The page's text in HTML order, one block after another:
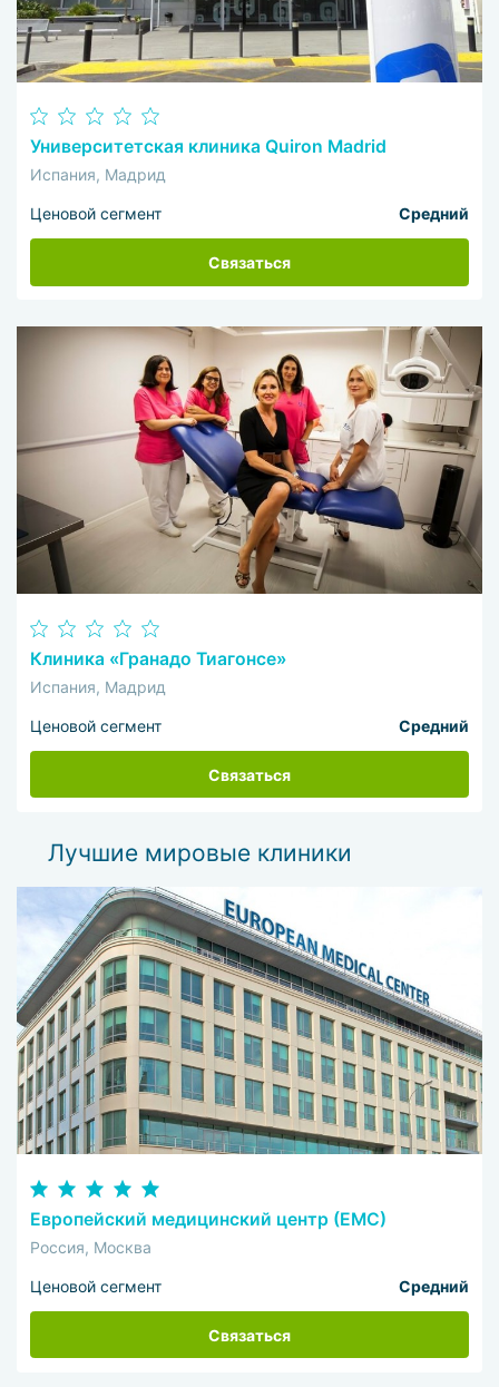
Университетская клиника Quiron Madrid
Испания, Мадрид
Ценовой сегмент Средний
Связаться
Клиника «Гранадо Тиагонсе»
Испания, Мадрид
Ценовой сегмент Средний
Связаться
Лучшие мировые клиники
Европейский медицинский центр (ЕМС)
Россия, Москва
Ценовой сегмент Средний
Связаться